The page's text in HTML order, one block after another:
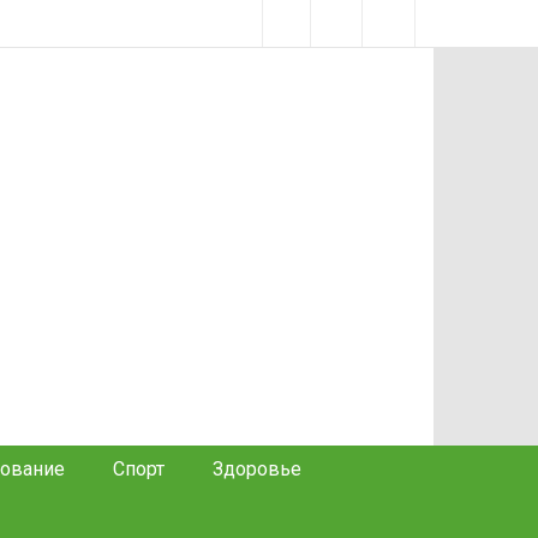
Спорт Здоровье